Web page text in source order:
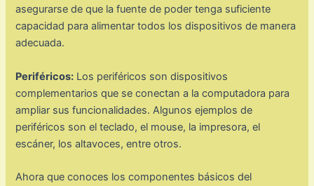
asegurarse de que la fuente de poder tenga suficiente
capacidad para alimentar todos los dispositivos de manera
adecuada.
Periféricos: Los periféricos son dispositivos
complementarios que se conectan a la computadora para
ampliar sus funcionalidades. Algunos ejemplos de
periféricos son el teclado, el mouse, la impresora, el
escáner, los altavoces, entre otros.
Ahora que conoces los componentes básicos del